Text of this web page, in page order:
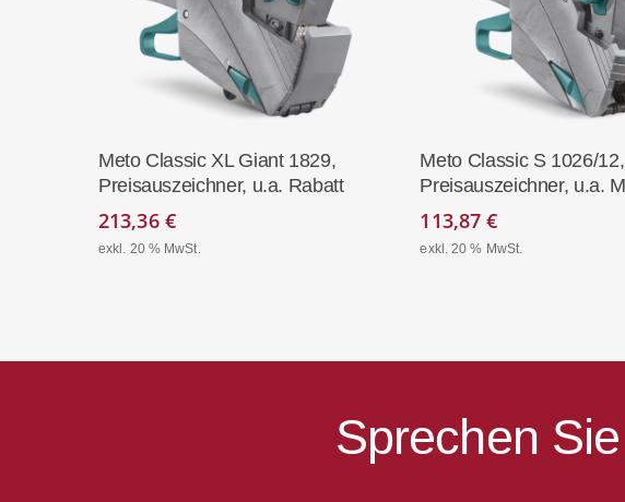
In Den Warenkorb
Meto Classic XL Giant 1829,
Preisauszeichner, u.a. Rabatt
213,36 €
exkl. 20 % MwSt.
In Den
Meto Classic S 1026/12,
Preisauszeichner, u.a.
113,87€
exkl. 20 % MwSt.
Sprechen